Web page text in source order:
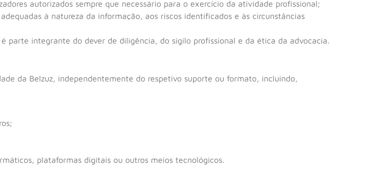
autorizados sempre que necessário para o exercício da atividade profissional;
à natureza da informação, aos riscos identificados e às circunstâncias
parte integrante do dever de diligência, do sigilo profissional e da ética da advocacia.
da Belzuz, independentemente do respetivo suporte ou formato, incluindo,
plataformas digitais ou outros meios tecnológicos.